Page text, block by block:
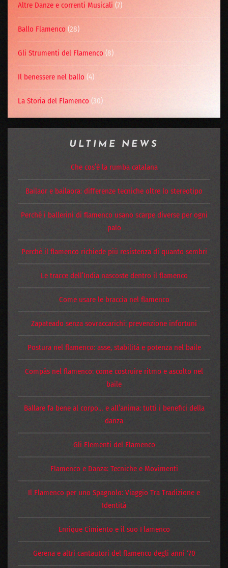
Altre Danze e correnti Musicali (7)
Ballo Flamenco (28)
Gli Strumenti del Flamenco (8)
Il benessere nel ballo (4)
La Storia del Flamenco (30)
ULTIME NEWS
Che cos’è la rumba catalana
Bailaor e bailaora: differenze tecniche oltre lo stereotipo
Perché i ballerini di flamenco usano scarpe diverse per ogni
palo
Perché il flamenco richiede più resistenza di quanto sembri
Le tracce dell’India nascoste dentro il flamenco
Come usare le braccia nel flamenco
Zapateado senza sovraccarichi: prevenzione infortuni
Postura nel flamenco: asse, stabilità e potenza nel baile
Compás nel flamenco: come costruire ritmo e ascolto nel
baile
Ballare fa bene al corpo… e all’anima: tutti i benefici della
danza
Gli Elementi del Flamenco
Flamenco e Danza: Tecniche e Movimenti
Il Flamenco per uno Spagnolo: Viaggio Tra Tradizione e
Identità
Enrique Cimiento e il suo Flamenco
Gerena e altri cantautori del flamenco degli anni ‘70